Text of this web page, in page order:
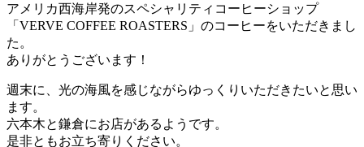
アメリカ⻄海岸発のスペシャリティコーヒーショップ
「VERVE COFFEE ROASTERS」のコーヒーをいただきまし
た。
ありがとうございます！
週末に、光の海風を感じながらゆっくりいただきたいと思い
ます。
六本木と鎌倉にお店があるようです。
是非ともお立ち寄りください。